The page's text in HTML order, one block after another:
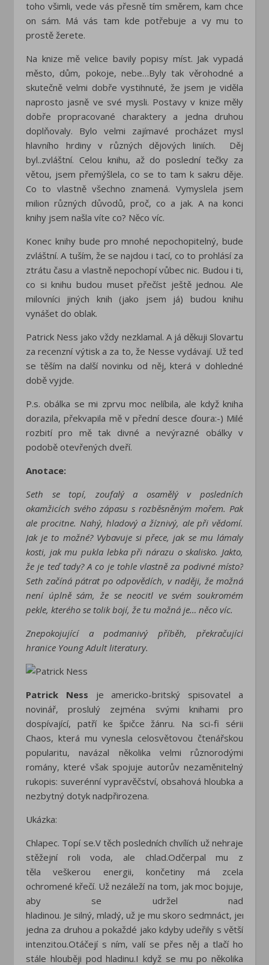
toho všimli, vede vás přesně tím směrem, kam chce
on sám. Má vás tam kde potřebuje a vy mu to
prostě žerete.
Na knize mě velice bavily popisy míst. Jak vypadá
město, dům, pokoje, nebe…Byly tak věrohodné a
skutečně velmi dobře vystihnuté, že jsem je viděla
naprosto jasně ve své mysli. Postavy v knize měly
dobře propracované charaktery a jedna druhou
doplňovaly. Bylo velmi zajímavé procházet mysl
hlavního hrdiny v různých dějových liniích. Děj
byl..zvláštní. Celou knihu, až do poslední tečky za
větou, jsem přemýšlela, co se to tam k sakru děje.
Co to vlastně všechno znamená. Vymyslela jsem
milion různých důvodů, proč, co a jak. A na konci
knihy jsem našla víte co? Něco víc.
Konec knihy bude pro mnohé nepochopitelný, bude
zvláštní. A tuším, že se najdou i tací, co to prohlásí za
ztrátu času a vlastně nepochopí vůbec nic. Budou i ti,
co si knihu budou muset přečíst ještě jednou. Ale
milovníci jiných knih (jako jsem já) budou knihu
vynášet do oblak.
Patrick Ness jako vždy nezklamal. A já děkuji Slovartu
za recenzní výtisk a za to, že Nesse vydávají. Už teď
se těším na další novinku od něj, která v dohledné
době vyjde.
P.s. obálka se mi zprvu moc nelíbila, ale když kniha
dorazila, překvapila mě v přední desce ďoura:-) Milé
rozbití pro mě tak divné a nevýrazné obálky v
podobě otevřených dveří.
Anotace:
Seth se topí, zoufalý a osamělý v posledních
okamžicích svého zápasu s rozběsněným mořem. Pak
ale procitne. Nahý, hladový a žíznivý, ale při vědomí.
Jak je to možné? Vybavuje si přece, jak se mu lámaly
kosti, jak mu pukla lebka při nárazu o skalisko. Jakto,
že je teď tady? A co je tohle vlastně za podivné místo?
Seth začíná pátrat po odpovědích, v naději, že možná
není úplně sám, že se neocitl ve svém soukromém
pekle, kterého se tolik bojí, že tu možná je… něco víc.
Znepokojující a podmanivý příběh, překračující
hranice Young Adult literatury.
Patrick Ness je americko-britský spisovatel a
novinář, proslulý zejména svými knihami pro
dospívající, patří ke špičce žánru. Na sci-fi sérii
Chaos, která mu vynesla celosvětovou čtenářskou
popularitu, navázal několika velmi různorodými
romány, které však spojuje autorův nezaměnitelný
rukopis: suverénní vypravěčství, obsahová hloubka a
nezbytný dotyk nadpřirozena.
Ukázka:
Chlapec. Topí se.V těch posledních chvílích už nehraje
stěžejní roli voda, ale chlad.Odčerpal mu z
těla veškerou energii, končetiny má zcela
ochromenékřečí. Už nezáleží na tom, jak moc bojuje,
aby se udržel nad
hladinou. Je silný, mladý, už je mu skoro sedmnáct, jen
jedna za druhou a pokaždé jako kdyby udeřily s větší
intenzitou.Otáčejí s ním, valí se přes něj a tlačí ho
stále hlouběji pod hladinu.I když se mu po několika